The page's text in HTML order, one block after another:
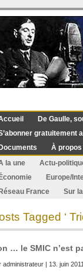
De Gaulle,
gratuitement
Documents
À
la une
Actu-
Économie
Europe/
Réseau France
Sur
Tagged ‘
… le SMIC n’est
administrateur | 13. juin